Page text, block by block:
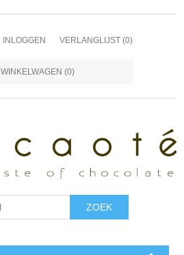
INLOGGEN VERLANGLIJST (0)
WINKELWAGEN (0)